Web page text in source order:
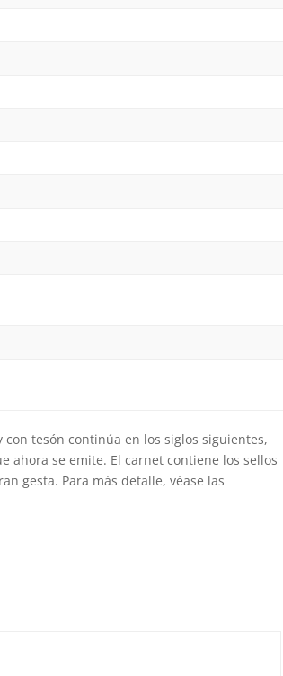
con tesón continúa en los siglos siguientes,
ahora se emite. El carnet contiene los sellos
gesta. Para más detalle, véase las